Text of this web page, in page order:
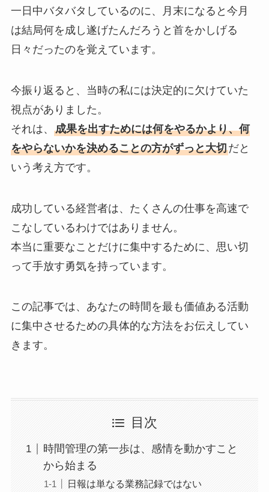
一日中バタバタしているのに、月末になると今月
は結局何を成し遂げたんだろうと首をかしげる
日々だったのを覚えています。
今振り返ると、当時の私には決定的に欠けていた
視点がありました。
それは、 成果を出すためには何をやるかより、何
をやらないかを決めることの方がずっと大切だと
いう考え方です。
成功している経営者は、たくさんの仕事を高速で
こなしているわけではありません。
本当に重要なことだけに集中するために、思い切
って手放す勇気を持っています。
この記事では、あなたの時間を最も価値ある活動
に集中させるための具体的な方法をお伝えしてい
きます。
目次
時間管理の第一歩は、感情を動かすこと
から始まる
日報は単なる業務記録ではない